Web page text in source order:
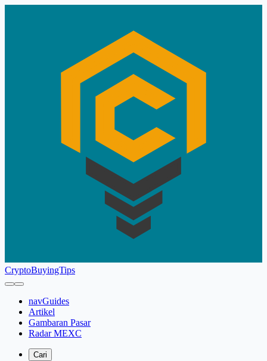
CryptoBuyingTips
navGuides
Artikel
Gambaran Pasar
Radar MEXC
Cari